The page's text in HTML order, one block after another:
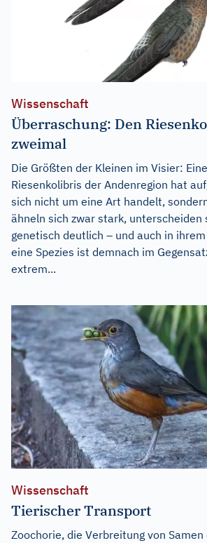
Wissenschaft
Überraschung: Den
zweimal
Die Größten der Kleinen im Visier:
Riesenkolibris der Andenregion hat
sich nicht um eine Art handelt,
ähneln sich zwar stark, unterscheiden
genetisch deutlich – und auch in
eine Spezies ist demnach im
extrem...
Wissenschaft
Tierischer Transport
Zoochorie, die Verbreitung von